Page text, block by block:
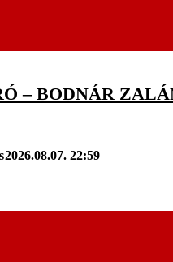
– BODNÁR
2026.08.07. 22:59